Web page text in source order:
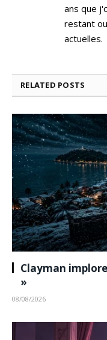
ans que
restant
actuelles.
RELATED POSTS
Clayman
»
08/08/2026